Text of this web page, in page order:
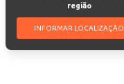
região
INFORMAR LOCALIZAÇÃO